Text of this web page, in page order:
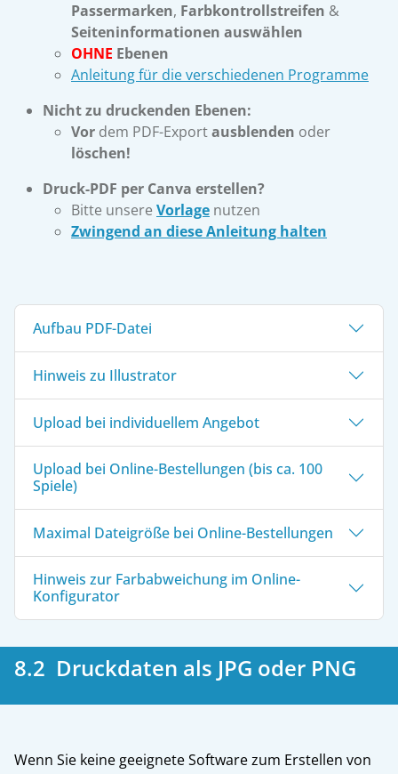
Passermarken, Farbkontrollstreifen &
Seiteninformationen auswählen
OHNE Ebenen
Anleitung für die verschiedenen Programme
Nicht zu druckenden Ebenen:
Vor dem PDF-Exportausblenden oder
löschen!
Druck-PDF per Canva erstellen?
Bitte unsere Vorlage nutzen
Zwingend an diese Anleitung halten
Aufbau PDF-Datei
Hinweis zu Illustrator
Upload bei individuellem Angebot
Upload bei Online-Bestellungen (bis ca. 100
Spiele)
Maximal Dateigröße bei Online-Bestellungen
Hinweis zur Farbabweichung im Online-
Konfigurator
8.2 Druckdaten als JPG oder PNG
Wenn Sie keine geeignete Software zum Erstellen von